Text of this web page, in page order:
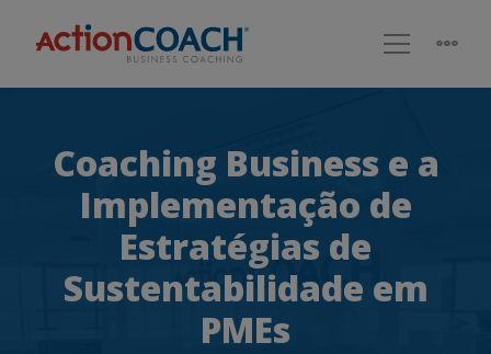
Coaching Business e a
Implementação de
Estratégias de
Sustentabilidade em
PMEs